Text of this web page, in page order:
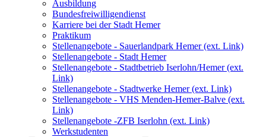
Ausbildung
Bundesfreiwilligendienst
Karriere bei der Stadt Hemer
Praktikum
Stellenangebote - Sauerlandpark Hemer (ext. Link)
Stellenangebote - Stadt Hemer
Stellenangebote - Stadtbetrieb Iserlohn/Hemer (ext.
Link)
Stellenangebote - Stadtwerke Hemer (ext. Link)
Stellenangebote - VHS Menden-Hemer-Balve (ext.
Link)
Stellenangebote -ZFB Iserlohn (ext. Link)
Werkstudenten